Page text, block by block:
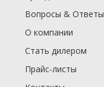
Вопросы & Ответы
О компании
Стать дилером
Прайс-листы